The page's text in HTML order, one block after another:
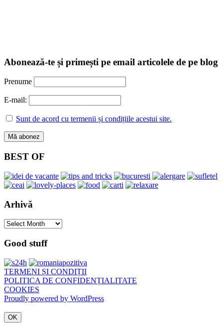
Abonează-te și primești pe email articolele de pe blog
Prenume
E-mail:
Sunt de acord cu termenii și condițiile acestui site.
BEST OF
Arhivă
Arhivă
Good stuff
TERMENI ȘI CONDIȚII
POLITICA DE CONFIDENȚIALITATE
COOKIES
Proudly powered by WordPress
OK